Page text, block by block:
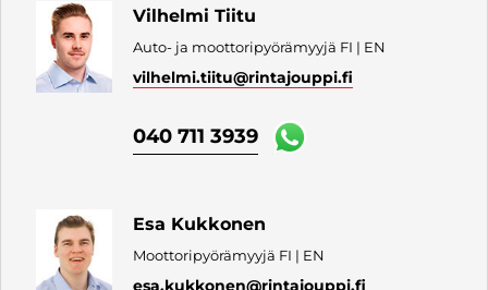
Vilhelmi Tiitu
Auto- ja moottoripyörämyyjä FI | EN
vilhelmi.tiitu@rintajouppi.fi
040 711 3939
Esa Kukkonen
Moottoripyörämyyjä FI | EN
esa.kukkonen@rintajouppi.fi